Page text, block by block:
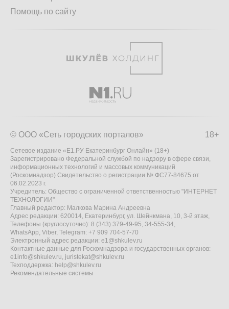
Помощь по сайту
18+
© ООО «Сеть городских порталов»
Сетевое издание «Е1.РУ Екатеринбург Онлайн» (18+)
Зарегистрировано Федеральной службой по надзору в сфере связи,
информационных технологий и массовых коммуникаций
(Роскомнадзор) Свидетельство о регистрации № ФС77-84675 от
06.02.2023 г.
Учредитель: Общество с ограниченной ответственностью "ИНТЕРНЕТ
ТЕХНОЛОГИИ"
Главный редактор: Малкова Марина Андреевна
Адрес редакции: 620014, Екатеринбург, ул. Шейнкмана, 10, 3-й этаж,
Телефоны (круглосуточно): 8 (343) 379-49-95, 34-555-34,
WhatsApp, Viber, Telegram: +7 909 704-57-70
Электронный адрес редакции: e1@shkulev.ru
Контактные данные для Роскомнадзора и государственных органов:
e1info@shkulev.ru, juristekat@shkulev.ru
Техподдержка: help@shkulev.ru
Рекомендательные системы